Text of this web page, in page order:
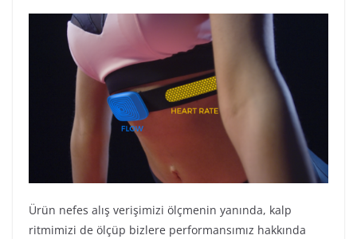
Ürün nefes alış verişimizi ölçmenin yanında, kalp
ritmimizi de ölçüp bizlere performansımız hakkında